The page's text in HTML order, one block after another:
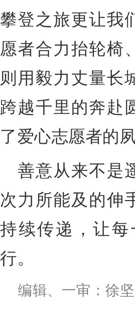
攀登之旅更让我
愿者合力抬轮椅
则用毅力丈量长
跨越千里的奔赴
了爱心志愿者的
善意从来不是
次力所能及的伸
持续传递，让
行。
编辑、一审：徐